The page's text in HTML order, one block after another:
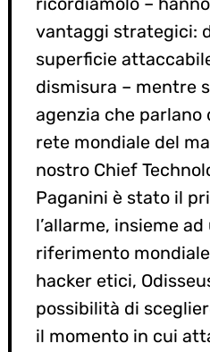
vantaggi strategici:
superficie
dismisura – mentre
agenzia che parlano
rete mondiale del
nostro Chief
Paganini è stato il
l’allarme, insieme
riferimento
hacker etici,
possibilità di
il momento in cui